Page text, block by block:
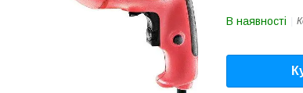
В наявності